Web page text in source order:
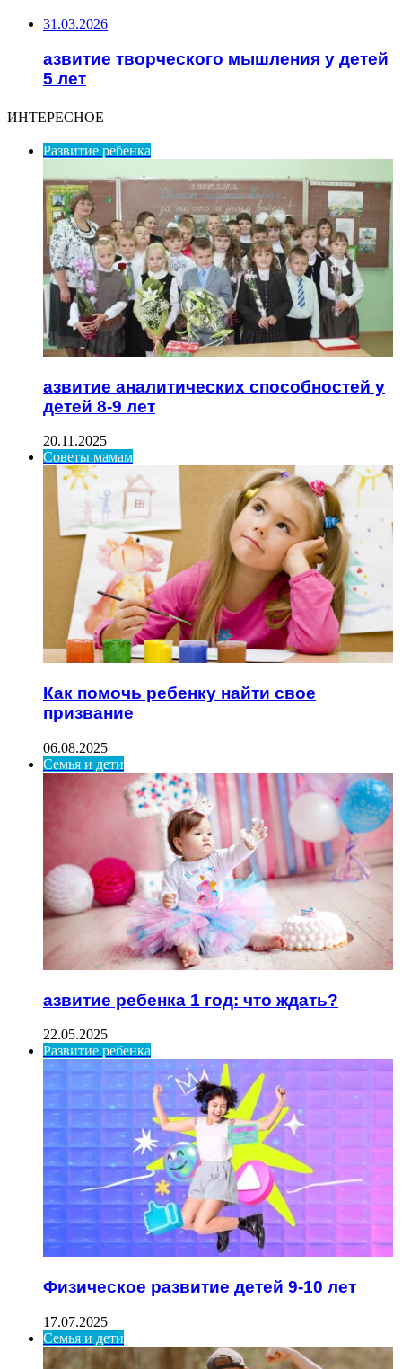
31.03.2026
азвитие творческого мышления у детей
5 лет
ИНТЕРЕСНОЕ
Развитие ребенка
азвитие аналитических способностей у
детей 8-9 лет
20.11.2025
Советы мамам
Как помочь ребенку найти свое
призвание
06.08.2025
Семья и дети
азвитие ребенка 1 год: что ждать?
22.05.2025
Развитие ребенка
Физическое развитие детей 9-10 лет
17.07.2025
Семья и дети